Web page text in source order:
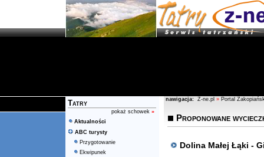
Tatry
pokaż schowek »
Aktualności
ABC turysty
Przygotowanie
Ekwipunek
nawigacja: Z-ne.pl » Portal
Proponowane
Dolina Małej Łąki -